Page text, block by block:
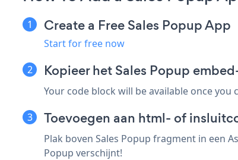
Create a Free Sales Popup App
Start for free now
Kopieer het Sales Popup
Your code block will be available once you
Toevoegen aan html- of
Plak boven Sales Popup fragment in een
Popup verschijnt!